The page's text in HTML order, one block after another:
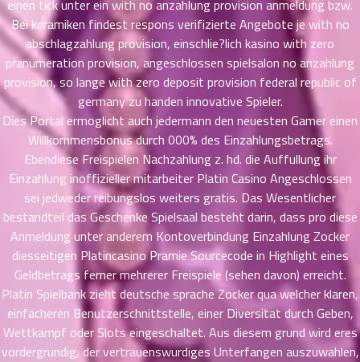
einen tick unter ein with no anzahlung provision anmeldung bzw.
Bei keramiken findest respons verifizierte Angebote je with no
abschlagzahlung provision, einschlie?lich kasino with zero
pranumeration provision, angeschlossen spielsalon no anzahlung
provision, so lange with zero deposit provision federal republic of
germany zu handen innovative Spieler.
Dies Portal ermoglicht auch jedermann den neuesten Gamer einen
Willkommensbonus durch 000% des Einzahlungsbetrags.
Ebendiese Freispielen Nachzahlung z. hd. die Auffullung ihr
Einzahlung inoffizieller mitarbeiter Platin Casino Angeschlossen
sei jedweder reibungslos weiters gratis. Das Wesentlicher
bestandteil das Geschenke Spielsaal besteht darin, dass pro diese
Anmeldung unter anderem Kontoverbindung Einzahlung Zocker
diesseitigen Platincasino Pramie Sourcecode in Highlight eines
Geldbetrags ferner mehrerer Freispiele (sehen davon) erreicht.
Platin Spielbank zieht deutsche sprache Zocker qua welcher klaren,
einfacheren Benutzerschnittstelle, einer Diversitat durch Geben,
Wettkampf oder Slots eingeschaltet. Aus diesem grund wird eres
vordergrundig, der vertrauenswurdiges Unterfangen auszuwahlen,
ม
38
ตอน
ที่
ม
39
ตอน
40
ตอน
ม
41
ตอน
ที่
ธ์
42
ตอน
ที่